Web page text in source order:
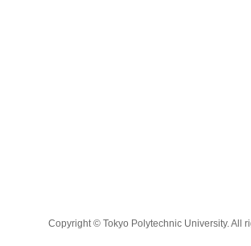
Copyright © Tokyo Polytechnic University. All